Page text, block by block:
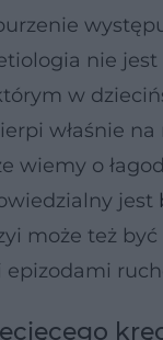
nie
w
właśnie
wiemy o
jest
może też
epizodami